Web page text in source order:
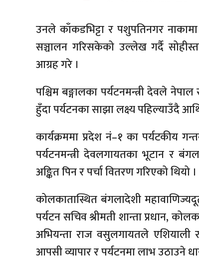
उनले काँकडभिट्टा र पशुपतिनगर
सञ्चालन गरिसकेको उल्लेख गर्दै
आग्रह गरे ।
पश्चिम बङ्गालका पर्यटनमन्त्री देवले
हुँदा पर्यटनका साझा लक्ष्य पहिल्याउँदै
कार्यक्रममा प्रदेश नं–१ का पर्यटकीय
पर्यटनमन्त्री देवलगायतका भूटान र
अङ्कित पिन र पर्चा वितरण गरिएको थियो ।
कोलकातास्थित बंगलादेशी
पर्यटन सचिव श्रीमती शान्ता प्रधान,
अभियन्ता राज वसुलगायतले एशियाली
आपसी व्यापार र पर्यटनमा लाभ उठाउने